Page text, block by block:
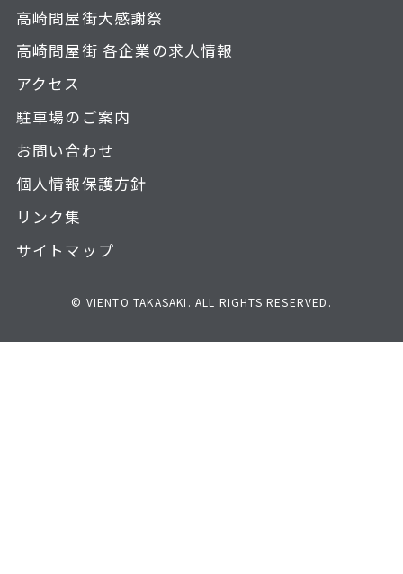
高崎問屋街大感謝祭
高崎問屋街 各企業の求人情報
アクセス
駐車場のご案内
お問い合わせ
個人情報保護方針
リンク集
サイトマップ
© VIENTO TAKASAKI. ALL RIGHTS RESERVED.